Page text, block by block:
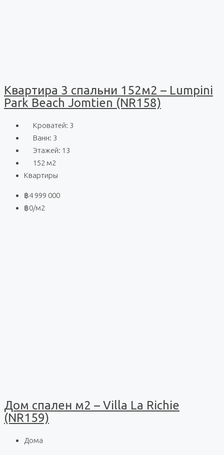
Квартира 3 спальни 152м2 – Lumpini
Park Beach Jomtien (NR158)
Кроватей: 3
Ванн: 3
Этажей: 13
152 м2
Квартиры
฿4 999 000
฿0/м2
Дом спален м2 – Villa La Richie
(NR159)
Дома